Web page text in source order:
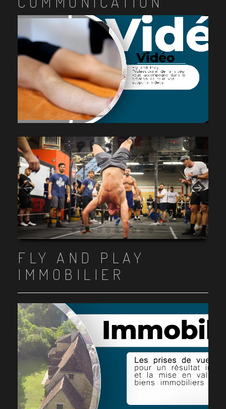
Item 1
Item 2
Item 3
Item 4
Item 5
Item 6
Item 7
Item 8
Item 9
Item 10
FLY AND PLAY
IMMOBILIER